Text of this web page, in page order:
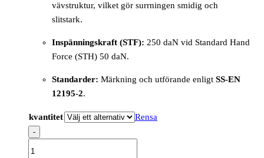
vävstruktur, vilket gör surrningen smidig och
slitstark.
Inspänningskraft (STF): 250 daN vid Standard Hand
Force (STH) 50 daN.
Standarder: Märkning och utförande enligt SS-EN
12195-2.
kvantitet Rensa
-